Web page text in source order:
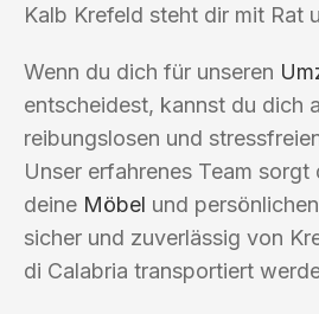
Kalb Krefeld steht dir mit Rat
Wenn du dich für unseren
entscheidest, kannst du dich
reibungslosen und
Unser erfahrenes Team sorgt
deine Möbel und
sicher und zuverlässig von
di Calabria transportiert